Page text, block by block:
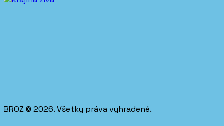
BROZ © 2026. Všetky práva vyhradené.